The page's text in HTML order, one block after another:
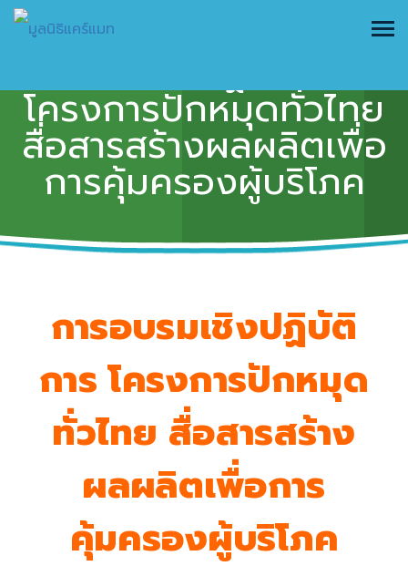
โครงการปักหมุดทั่วไทย
สื่อสารสร้างผลผลิตเพื่อ
การคุ้มครองผู้บริโภค
การอบรมเชิงปฏิบัติ
การ โครงการปักหมุด
ทั่วไทย สื่อสารสร้าง
ผลผลิตเพื่อการ
คุ้มครองผู้บริโภค